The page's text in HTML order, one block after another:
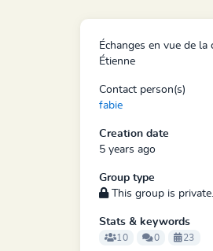
Échanges en vue de
Étienne
Contact person(s)
fabie
Creation date
5 years ago
Group type
This group is
Stats & keywords
10 0 23